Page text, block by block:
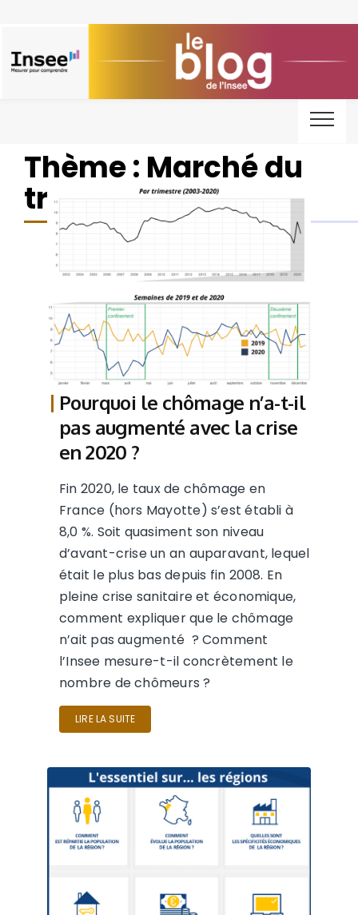
Thème : Marché du
travail et salaires
Pourquoi le chômage n’a-t-il
pas augmenté avec la crise
en 2020 ?
Fin 2020, le taux de chômage en
France (hors Mayotte) s’est établi à
8,0 %. Soit quasiment son niveau
d’avant-crise un an auparavant, lequel
était le plus bas depuis fin 2008. En
pleine crise sanitaire et économique,
comment expliquer que le chômage
n’ait pas augmenté ? Comment
l’Insee mesure-t-il concrètement le
nombre de chômeurs ?
LIRE LA SUITE